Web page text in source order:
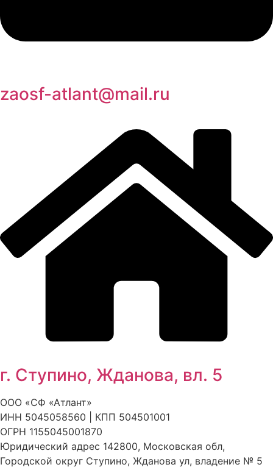
zaosf-atlant@mail.ru
г. Ступино, Жданова, вл. 5
ООО «СФ «Атлант»
ИНН 5045058560 | КПП 504501001
ОГРН 1155045001870
Юридический адрес 142800, Московская обл,
Городской округ Ступино, Жданова ул, владение № 5